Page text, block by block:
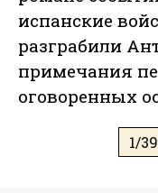
испанские
разграбили
примечания
оговоренных
1/39